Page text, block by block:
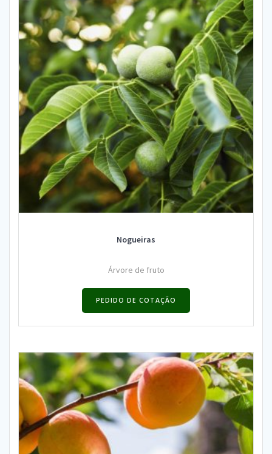
Nogueiras
Árvore de fruto
PEDIDO DE COTAÇÃO